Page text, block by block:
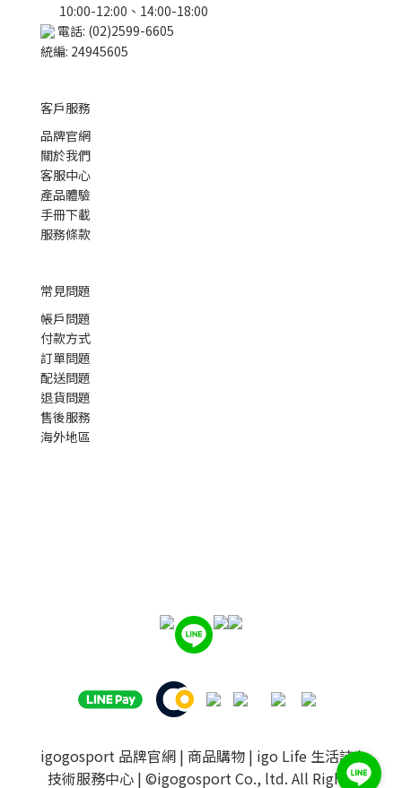
10:00-12:00、14:00-18:00
電話: (02)2599-6605
統編: 24945605
客戶服務
品牌官網
關於我們
客服中心
產品體驗
手冊下載
服務條款
常見問題
帳戶問題
付款方式
訂單問題
配送問題
退貨問題
售後服務
海外地區
igogosport 品牌官網 | 商品購物 | igo Life 生活誌|
技術服務中心 | ©igogosport Co., ltd. All Rights